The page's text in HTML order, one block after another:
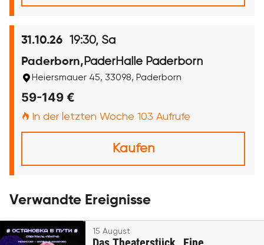
31.10.26 19:30, Sa
Paderborn, PaderHalle Paderborn
Heiersmauer 45, 33098, Paderborn
59-149 €
In der letzten Woche 103 Aufrufe
Kaufen
Verwandte Ereignisse
15 August